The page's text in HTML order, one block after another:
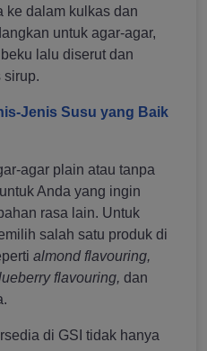
ke dalam kulkas dan
untuk agar-agar,
lalu diserut dan
sirup.
Jenis Susu yang Baik
agar plain atau tanpa
Anda yang ingin
rasa lain. Untuk
salah satu produk di
almond flavouring,
flavouring, dan
di GSI tidak hanya